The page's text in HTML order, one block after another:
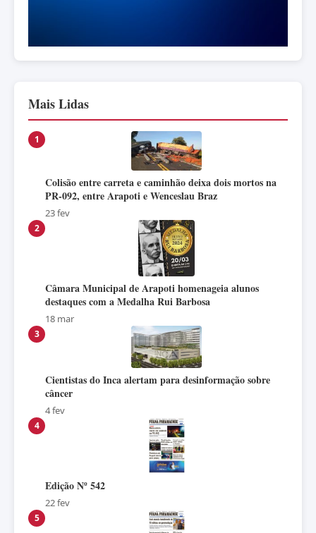
Mais Lidas
1
Colisão entre carreta e caminhão deixa dois mortos na
PR-092, entre Arapoti e Wenceslau Braz
23 fev
2
Câmara Municipal de Arapoti homenageia alunos
destaques com a Medalha Rui Barbosa
18 mar
3
Cientistas do Inca alertam para desinformação sobre
câncer
4 fev
4
Edição Nº 542
22 fev
5